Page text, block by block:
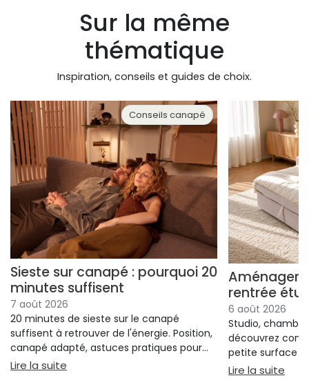
Sur la même
thématique
Inspiration, conseils et guides de choix.
Conseils canapé
Sieste sur canapé : pourquoi 20
minutes suffisent
7 août 2026
20 minutes de sieste sur le canapé
suffisent à retrouver de l'énergie. Position,
canapé adapté, astuces pratiques pour
bien s'installer.
Lire la suite : Sieste sur canapé : pourquoi 20 minutes
Aménager
rentrée
6 août 2026
Studio,
découvrez
petite surface à
confort ni
Lire la suite